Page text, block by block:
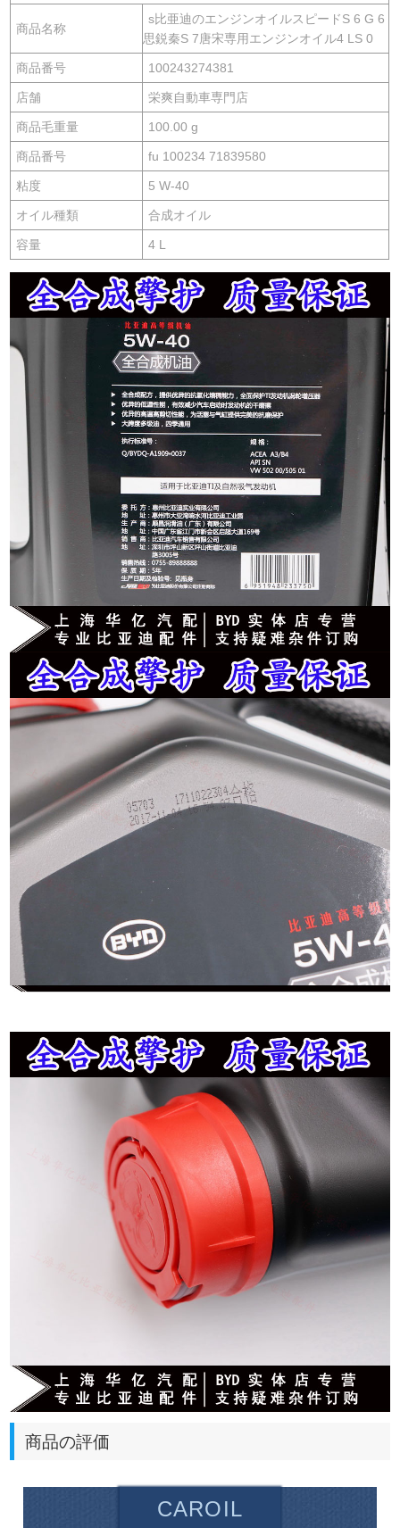
商品名称
s比亜迪のエンジンオイルスピードS 6 G 6
思鋭秦S 7唐宋専用エンジンオイル4 LS 0
商品番号 100243274381
店舗 栄爽自動車専門店
商品毛重量 100.00 g
商品番号 fu 100234 71839580
粘度 5 W-40
オイル種類 合成オイル
容量 4 L
商品の評価
CAROIL